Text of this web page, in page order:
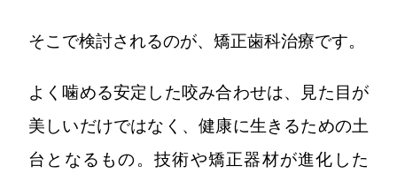
そこで検討されるのが、矯正歯科治療です。
よく噛める安定した咬み合わせは、見た目が
美しいだけではなく、健康に生きるための土
台となるもの。技術や矯正器材が進化した